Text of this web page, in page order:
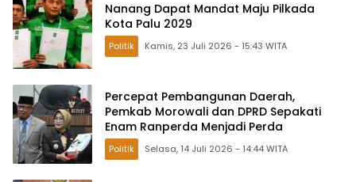
Nanang Dapat Mandat Maju Pilkada
Kota Palu 2029
Politik Kamis, 23 Juli 2026 - 15:43 WITA
Percepat Pembangunan Daerah,
Pemkab Morowali dan DPRD Sepakati
Enam Ranperda Menjadi Perda
Politik Selasa, 14 Juli 2026 - 14:44 WITA